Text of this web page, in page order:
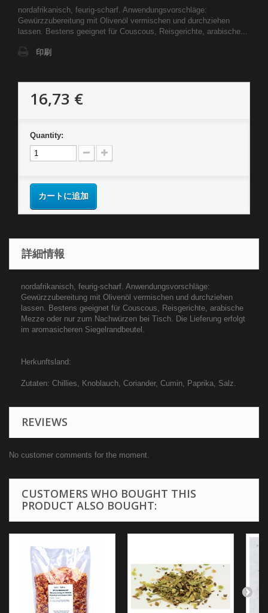
nordafrikanisch, feurig-scharf. Anwendungsvorschläge:
Gewürzzubereitung mit Olivenöl vermischen und durchziehen
lassen. Bestens geeignet für Couscous, Reisgerichte, arabische...
印刷
16,73 €
Quantity:
カートに追加
詳細情報
nordafrikanisch, feurig-scharf. Anwendungsvorschläge:
Gewürzzubereitung mit Olivenöl vermischen und durchziehen
lassen. Bestens geeignet für Couscous, Reisgerichte, arabische
Mezze oder nur zum Nachwürzen bei Tisch. Die Lieferung erfolgt
im aromasicheren Siegelrandbeutel.
Herkunftsland:
Zutaten: Chillies, Knoblauch, Coriander, Cumin, Paprika, Salz.
REVIEWS
No customer comments for the moment.
CUSTOMERS WHO BOUGHT THIS
PRODUCT ALSO BOUGHT: